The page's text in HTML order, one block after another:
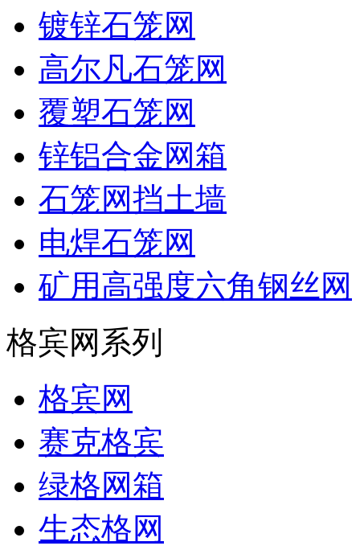
镀锌石笼网
高尔凡石笼网
覆塑石笼网
锌铝合金网箱
石笼网挡土墙
电焊石笼网
矿用高强度六角钢丝网
格宾网系列
格宾网
赛克格宾
绿格网箱
生态格网